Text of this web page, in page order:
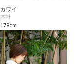
カワイ
本社
179cm